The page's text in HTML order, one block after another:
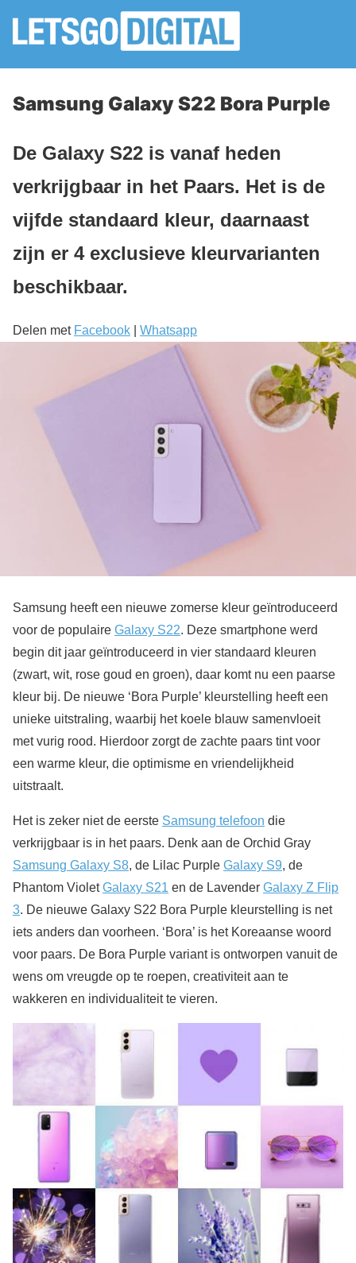
Samsung Galaxy S22 Bora Purple
De Galaxy S22 is vanaf heden
verkrijgbaar in het Paars. Het is de
vijfde standaard kleur, daarnaast
zijn er 4 exclusieve kleurvarianten
beschikbaar.
Delen met Facebook Whatsapp
Samsung heeft een nieuwe zomerse kleur geïntroduceerd
voor de populaire Galaxy S22. Deze smartphone werd
begin dit jaar geïntroduceerd in vier standaard kleuren
(zwart, wit, rose goud en groen), daar komt nu een paarse
kleur bij. De nieuwe ‘Bora Purple’ kleurstelling heeft een
unieke uitstraling, waarbij het koele blauw samenvloeit
met vurig rood. Hierdoor zorgt de zachte paars tint voor
een warme kleur, die optimisme en vriendelijkheid
uitstraalt.
Het is zeker niet de eerste Samsung telefoon die
verkrijgbaar is in het paars. Denk aan de Orchid Gray
Samsung Galaxy S8, de Lilac Purple Galaxy S9, de
Phantom VioletGalaxy S21 en de Lavender Galaxy Z Flip
3. De nieuwe Galaxy S22 Bora Purple kleurstelling is net
iets anders dan voorheen. ‘Bora’ is het Koreaanse woord
voor paars. De Bora Purple variant is ontworpen vanuit de
wens om vreugde op te roepen, creativiteit aan te
wakkeren en individualiteit te vieren.